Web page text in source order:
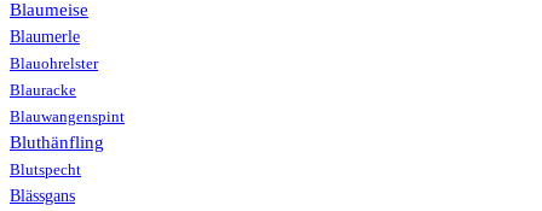
Blaumeise
Blaumerle
Blauohrelster
Blauracke
Blauwangenspint
Bluthänfling
Blutspecht
Blässgans